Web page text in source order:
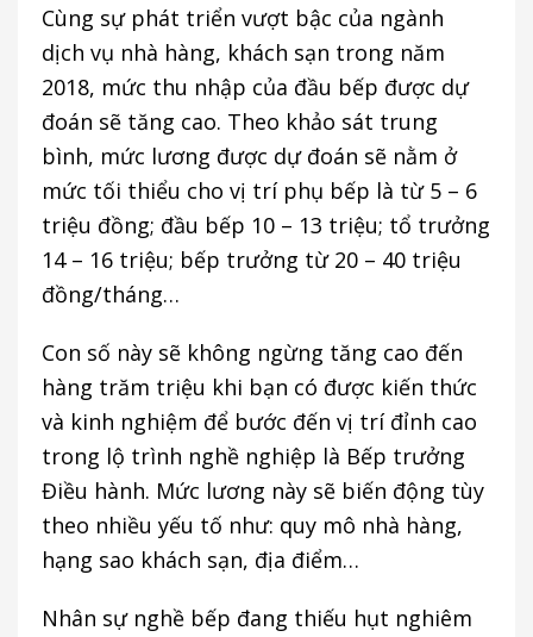
Cùng sự phát triển vượt bậc của ngành
dịch vụ nhà hàng, khách sạn trong năm
2018, mức thu nhập của đầu bếp được dự
đoán sẽ tăng cao. Theo khảo sát trung
bình, mức lương được dự đoán sẽ nằm ở
mức tối thiểu cho vị trí phụ bếp là từ 5 – 6
triệu đồng; đầu bếp 10 – 13 triệu; tổ trưởng
14 – 16 triệu; bếp trưởng từ 20 – 40 triệu
đồng/tháng…
Con số này sẽ không ngừng tăng cao đến
hàng trăm triệu khi bạn có được kiến thức
và kinh nghiệm để bước đến vị trí đỉnh cao
trong lộ trình nghề nghiệp là Bếp trưởng
Điều hành. Mức lương này sẽ biến động tùy
theo nhiều yếu tố như: quy mô nhà hàng,
hạng sao khách sạn, địa điểm…
Nhân sự nghề bếp đang thiếu hụt nghiêm